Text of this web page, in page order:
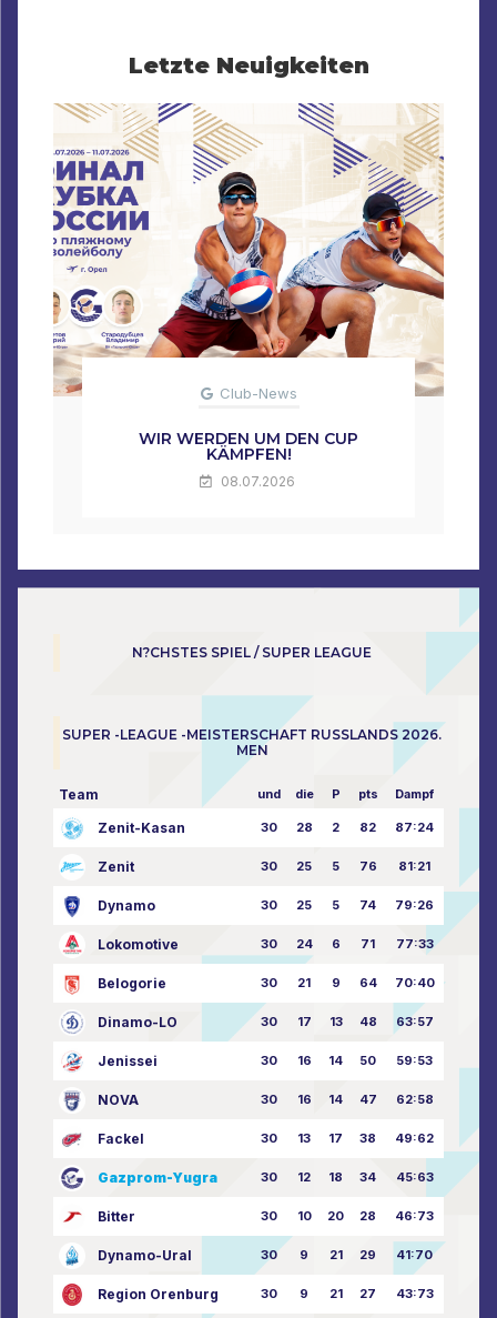
Letzte Neuigkeiten
Club-News
WIR WERDEN UM DEN CUP
KÄMPFEN!
08.07.2026
N?CHSTES SPIEL / SUPER LEAGUE
SUPER -LEAGUE -MEISTERSCHAFT RUSSLANDS 2026.
MEN
Team und die P pts Dampf
Zenit-Kasan 30 28 2 82 87:24
Zenit 30 25 5 76 81:21
Dynamo 30 25 5 74 79:26
Lokomotive 30 24 6 71 77:33
Belogorie 30 21 9 64 70:40
Dinamo-LO 30 17 13 48 63:57
Jenissei 30 16 14 50 59:53
NOVA 30 16 14 47 62:58
Fackel 30 13 17 38 49:62
Gazprom-Yugra 30 12 18 34 45:63
Bitter 30 10 20 28 46:73
Dynamo-Ural 30 9 21 29 41:70
Region Orenburg 30 9 21 27 43:73